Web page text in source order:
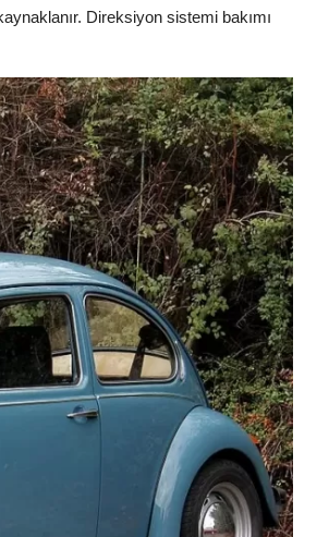
Direksiyon sistemi bakımı